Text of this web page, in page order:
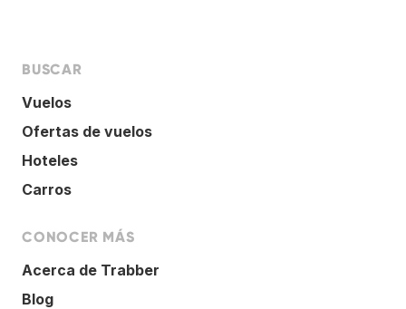
BUSCAR
Vuelos
Ofertas de vuelos
Hoteles
Carros
CONOCER MÁS
Acerca de Trabber
Blog